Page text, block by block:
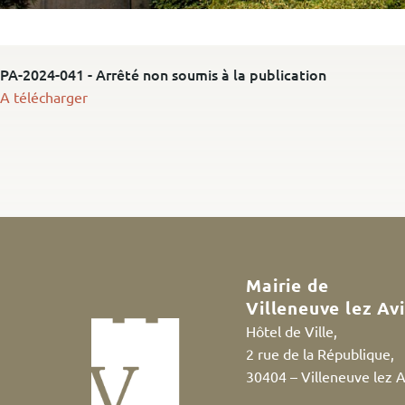
PA-2024-041 - Arrêté non soumis à la publication
A télécharger
Mairie de
Villeneuve lez
Hôtel de Ville,
2 rue de la République,
30404 – Villeneuve lez